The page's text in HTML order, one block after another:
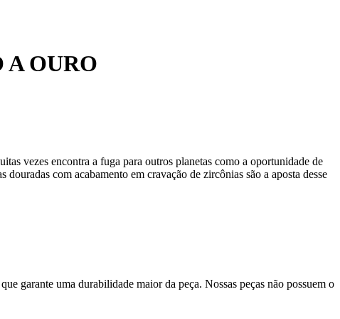
A OURO
vezes encontra a fuga para outros planetas como a oportunidade de
com acabamento em cravação de zircônias são a aposta desse
garante uma durabilidade maior da peça. Nossas peças não possuem o